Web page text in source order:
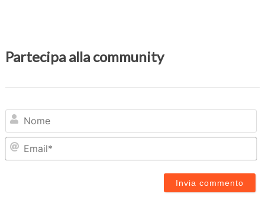
Partecipa alla community